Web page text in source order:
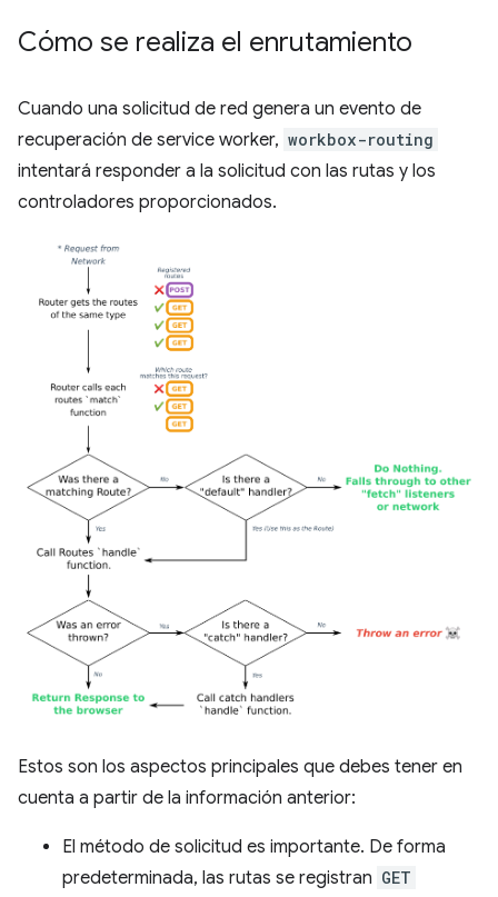
Cómo se realiza el enrutamiento
Cuando una solicitud de red genera un evento de
recuperación de service worker, workbox-routing
intentará responder a la solicitud con las rutas y los
controladores proporcionados.
Estos son los aspectos principales que debes tener en
cuenta a partir de la información anterior:
El método de solicitud es importante. De forma
predeterminada, las rutas se registran GET